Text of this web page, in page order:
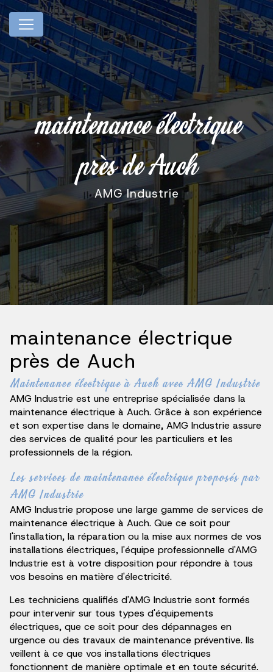
maintenance électrique
près de Auch
AMG Industrie
maintenance électrique
près de Auch
Maintenance électrique à Auch avec AMG Industrie
AMG Industrie est une entreprise spécialisée dans la
maintenance électrique à Auch. Grâce à son expérience
et son expertise dans le domaine, AMG Industrie assure
des services de qualité pour les particuliers et les
professionnels de la région.
Les services de maintenance électrique proposés par
AMG Industrie
AMG Industrie propose une large gamme de services de
maintenance électrique à Auch. Que ce soit pour
l'installation, la réparation ou la mise aux normes de vos
installations électriques, l'équipe professionnelle d'AMG
Industrie est à votre disposition pour répondre à tous
vos besoins en matière d'électricité.
Les techniciens qualifiés d'AMG Industrie sont formés
pour intervenir sur tous types d'équipements
électriques, que ce soit pour des dépannages en
urgence ou des travaux de maintenance préventive. Ils
veillent à ce que vos installations électriques
fonctionnent de manière optimale et en toute sécurité.
Panneau de gestion des cookies